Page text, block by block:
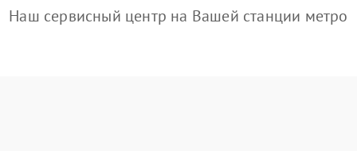
Наш сервисный центр на Вашей станции метро